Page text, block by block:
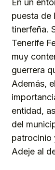
puesta de
tinerfeña.
Tenerife
muy
guerrera
Además,
entidad,
del
patrocinio
Adeje al